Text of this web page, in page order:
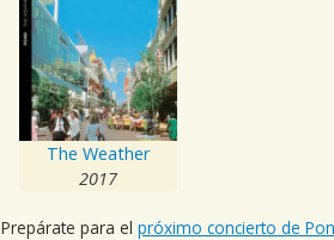
The Weather
2017
Prepárate para el próximo concierto de